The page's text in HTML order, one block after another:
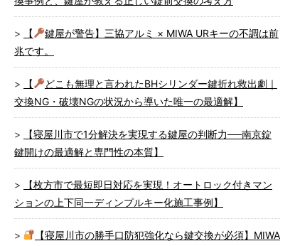
【
鍵屋が警告】三協アルミ × MIWA URキーの不調は前
兆です。
【
どこも無理と言われたBHシリンダー鍵折れ救出劇｜
交換NG・破壊NGの状況から導いた唯一の最適解】
【寝屋川市で1分解決を実現する鍵屋の判断力──南京錠
鍵開けの最適解と専門性の本質】
【枚方市で最短即日対応を実現！オートロック付きマン
ションの上下同一ディンプルキー化施工事例】
【寝屋川市の勝手口防犯強化なら鍵交換が必須】MIWA